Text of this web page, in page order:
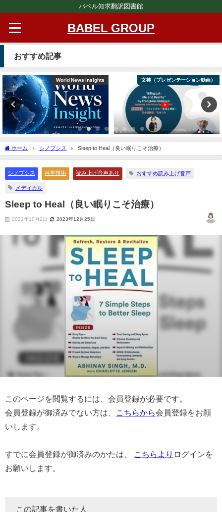
バベル知求翻訳図書館
BABEL GROUP
おすすめ記事
World News insights 文芸（プレゼンテーション動画）
ホーム シノプシス Sleep to Heal（良い眠りこそ治療）
シノプシス 科学技術 読み上げ音声あり おすすめ読み上げ音声
メディカル
Sleep to Heal（良い眠りこそ治療）
2023年10月2日 2023年12月25日
このページを閲覧するには、会員登録が必要です。
会員登録が御済みでない方は、
こちらから会員登録をお願
いします。
すでに会員登録が御済みのかたは、 こちらより ログインを
お願いします。
この記事を書いた人